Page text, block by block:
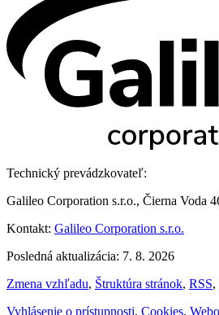
Technický prevádzkovateľ:
Galileo Corporation s.r.o., Čierna Voda
Kontakt: Galileo Corporation s.r.o.
Posledná aktualizácia: 7. 8. 2026
Zmena vzhľadu, Štruktúra stránok, RSS,
Vyhlásenie o prístupnosti, Cookies,